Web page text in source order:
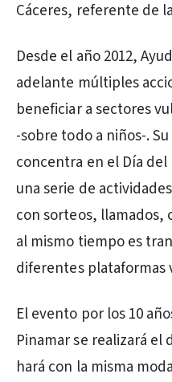
Cáceres, referente de
Desde el año 2012,
adelante múltiples
beneficiar a sectores
-sobre todo a niños-.
concentra en el Día
una serie de
con sorteos, llamados,
al mismo tiempo es
diferentes plataformas
El evento por los 10
Pinamar se realizará el
hará con la misma